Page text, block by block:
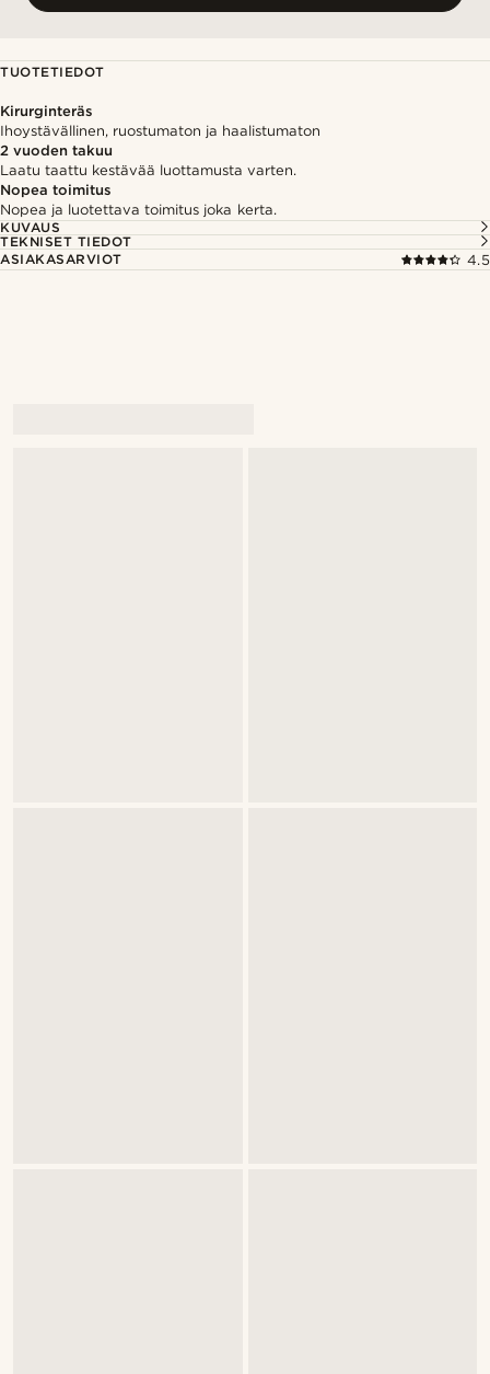
TUOTETIEDOT
Kirurginteräs
Ihoystävällinen, ruostumaton ja haalistumaton
2 vuoden takuu
Laatu taattu kestävää luottamusta varten.
Nopea toimitus
Nopea ja luotettava toimitus joka kerta.
KUVAUS
TEKNISET TIEDOT
ASIAKASARVIOT
4.5